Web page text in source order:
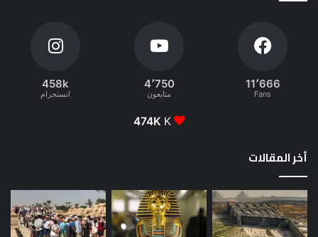
11٬666
Fans
4٬750
متابعون
458k
انستجرام
474K K
أخر المقالات